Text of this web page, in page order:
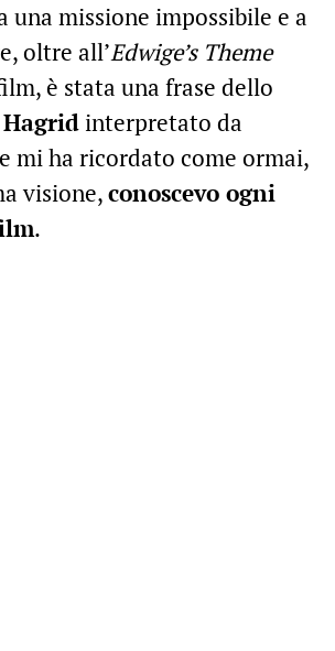
una missione impossibile e a
oltre all’Edwige’s Theme
è stata una frase dello
Hagridinterpretato da
mi ha ricordato come ormai,
visione,conoscevo ogni
.